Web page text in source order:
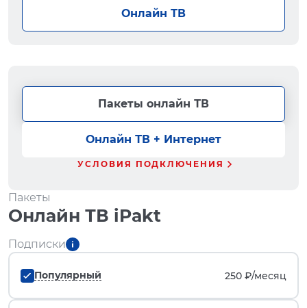
Онлайн ТВ
Пакеты онлайн ТВ
Онлайн ТВ + Интернет
УСЛОВИЯ ПОДКЛЮЧЕНИЯ
Пакеты
Онлайн ТВ iPakt
Подписки
Популярный 250 ₽/месяц